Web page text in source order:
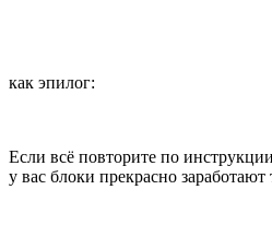
как эпилог:
Если всё повторите по
у вас блоки прекрасно